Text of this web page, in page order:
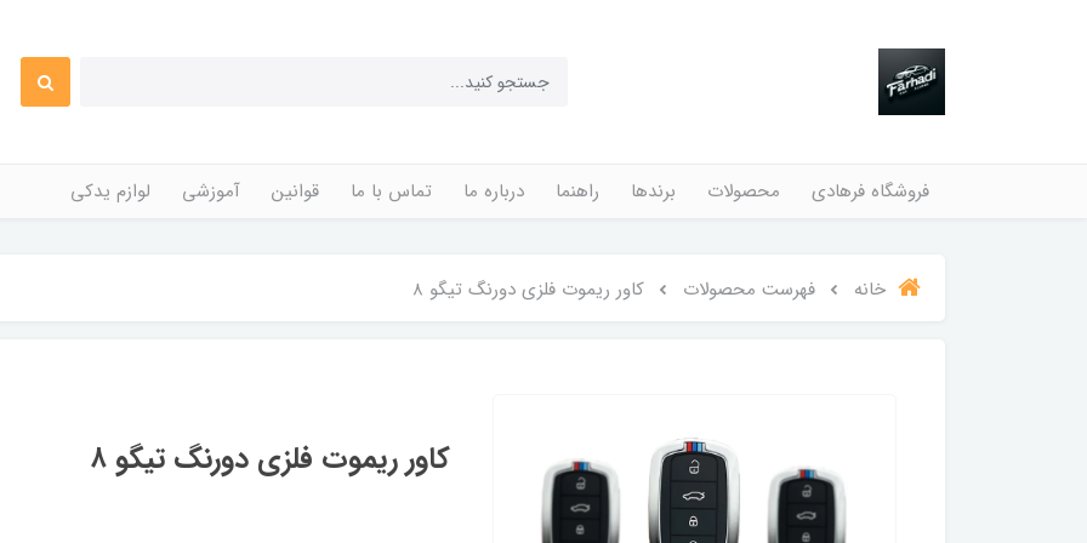
فروشگاه فرهادی محصولات برندها راهنما درباره ما تماس با ما قوانین آموزشی لوازم یدکی
خانه فهرست محصولات کاور ریموت فلزی دورنگ تیگو ۸
کاور ریموت فلزی دورنگ تیگو ۸